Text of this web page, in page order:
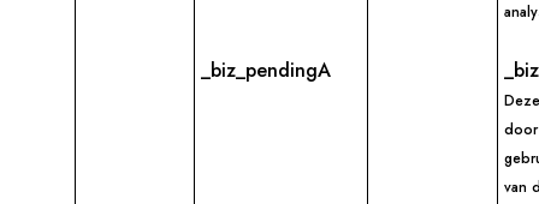
_biz_pendingA
van